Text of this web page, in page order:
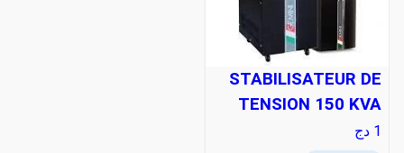
STABILISATEUR DE
TENSION 150 KVA
1 دج